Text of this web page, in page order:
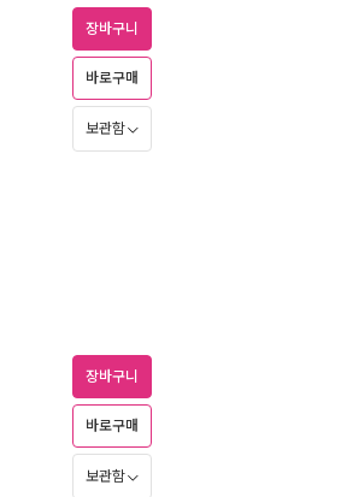
장바구니
바로구매
보관함
장바구니
바로구매
보관함